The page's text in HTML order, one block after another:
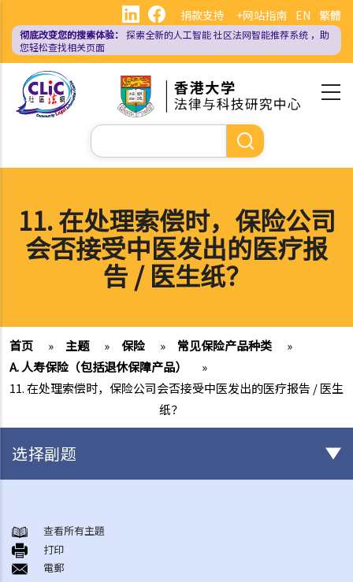
主
EN 繁體
捐款支持 +网站指南
彻底改变您的搜索体验： 探索全新的人工智能社区法网智能推荐系统 ，助
您轻松查找相关页面
搜
索
11. 在处理索偿时，保险公司
会否接受中医发出的医疗报
告 / 医生纸？
首页 » 主题 » 保险 » 常见保险产品种类
»
A. 人寿保险（包括退休保障产品）
»
11. 在处理索偿时，保险公司会否接受中医发出的医疗报告 / 医生
纸？
选择副题
1. 投保人或保单持有人可能没有向保险公司披露所有个人资料。没有这
样的披露会导致索偿被拒绝吗？哪些重要事实必须披露？
2. 除上述问题外，若一些没有披露的资料与该项索偿无关（例如，我因
查看所有主題
打印
電郵